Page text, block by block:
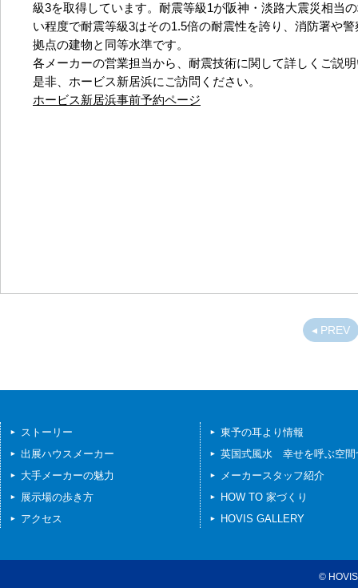
級3を取得しています。耐震等級1が阪神・淡路大震災相当
い程度で耐震等級3はその1.5倍の耐震性を誇り、消防署や
拠点の建物と同等水準です。
各メーカーの営業担当から、耐震技術に関して詳しくご説
是非、ホービス新居浜にご訪問ください。
ホービス新居浜事前予約ページ
◂ PREV
ストーリー
出展ハウスメーカー
大手メーカーの魅力
展示場の歩き方
アクセス
東予の耳より情報
英国式風水 幸せを呼ぶ空間
メーカースタッフ紹介
HOW TO 家づくり
HOVIS GALLERY
©